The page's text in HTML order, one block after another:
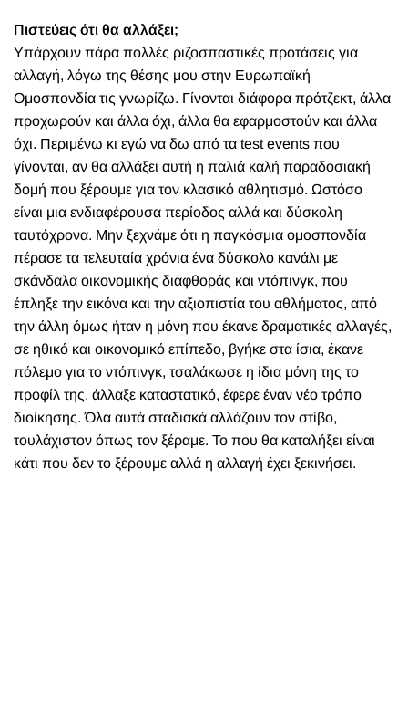
Πιστεύεις ότι θα αλλάξει;
Υπάρχουν πάρα πολλές ριζοσπαστικές προτάσεις για
αλλαγή, λόγω της θέσης μου στην Ευρωπαϊκή
Ομοσπονδία τις γνωρίζω. Γίνονται διάφορα πρότζεκτ, άλλα
προχωρούν και άλλα όχι, άλλα θα εφαρμοστούν και άλλα
όχι. Περιμένω κι εγώ να δω από τα test events που
γίνονται, αν θα αλλάξει αυτή η παλιά καλή παραδοσιακή
δομή που ξέρουμε για τον κλασικό αθλητισμό. Ωστόσο
είναι μια ενδιαφέρουσα περίοδος αλλά και δύσκολη
ταυτόχρονα. Μην ξεχνάμε ότι η παγκόσμια ομοσπονδία
πέρασε τα τελευταία χρόνια ένα δύσκολο κανάλι με
σκάνδαλα οικονομικής διαφθοράς και ντόπινγκ, που
έπληξε την εικόνα και την αξιοπιστία του αθλήματος, από
την άλλη όμως ήταν η μόνη που έκανε δραματικές αλλαγές,
σε ηθικό και οικονομικό επίπεδο, βγήκε στα ίσια, έκανε
πόλεμο για το ντόπινγκ, τσαλάκωσε η ίδια μόνη της το
προφίλ της, άλλαξε καταστατικό, έφερε έναν νέο τρόπο
διοίκησης. Όλα αυτά σταδιακά αλλάζουν τον στίβο,
τουλάχιστον όπως τον ξέραμε. Το που θα καταλήξει είναι
κάτι που δεν το ξέρουμε αλλά η αλλαγή έχει ξεκινήσει.